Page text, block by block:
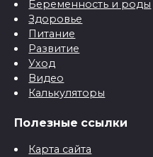
Беременность и роды
Здоровье
Питание
Развитие
Уход
Видео
Калькуляторы
Полезные ссылки
Карта сайта